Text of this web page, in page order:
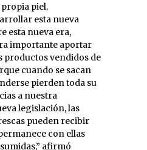
piel.
esta nueva
esta nueva era,
importante aportar
productos vendidos de
cuando se sacan
pierden toda su
a nuestra
legislación, las
pueden recibir
con ellas
afirmó